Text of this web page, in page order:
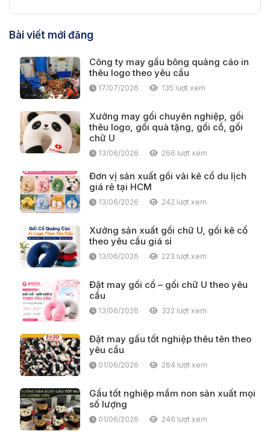
Bài viết mới đăng
Công ty may gấu bông quảng cáo in
thêu logo theo yêu cầu
17/07/2026 135 lượt xem
Xưởng may gối chuyên nghiệp, gối
thêu logo, gối quà tặng, gối cổ, gối
chữ U
13/06/2026 266 lượt xem
Đơn vị sản xuất gối vải kê cổ du lịch
giá rẻ tại HCM
13/06/2026 242 lượt xem
Xưởng sản xuất gối chữ U, gối kê cổ
theo yêu cầu giá sỉ
13/06/2026 223 lượt xem
Đặt may gối cổ – gối chữ U theo yêu
cầu
13/06/2026 322 lượt xem
Đặt may gấu tốt nghiệp thêu tên theo
yêu cầu
01/06/2026 264 lượt xem
Gấu tốt nghiệp mầm non sản xuất mọi
số lượng
01/06/2026 246 lượt xem